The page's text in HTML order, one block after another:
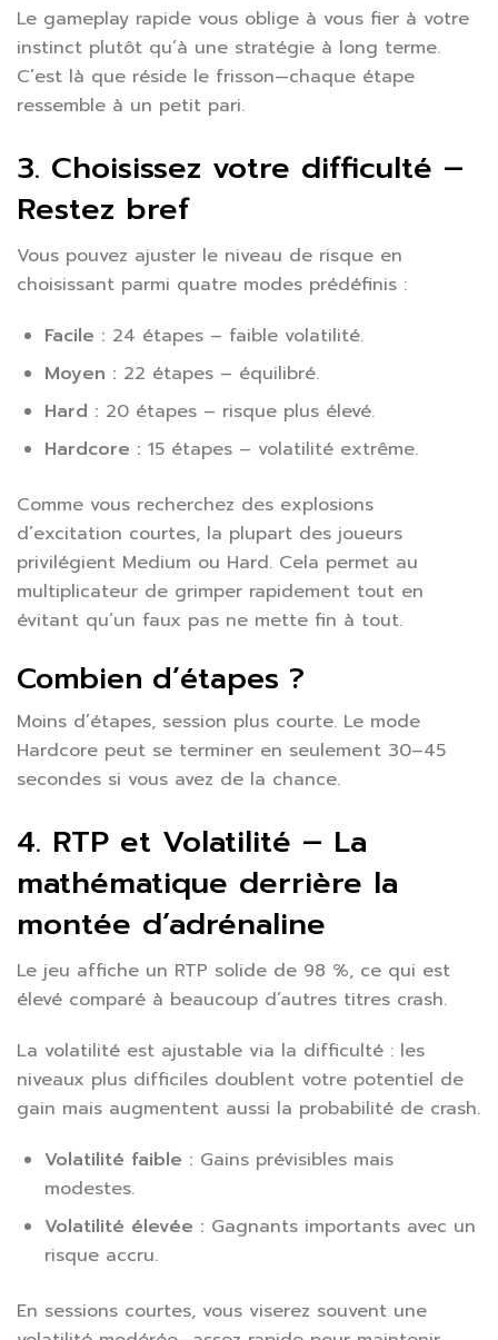
Le gameplay rapide vous oblige à vous fier à votre
instinct plutôt qu’à une stratégie à long terme.
C’est là que réside le frisson—chaque étape
ressemble à un petit pari.
3. Choisissez votre difficulté –
Restez bref
Vous pouvez ajuster le niveau de risque en
choisissant parmi quatre modes prédéfinis :
Facile : 24 étapes – faible volatilité.
Moyen : 22 étapes – équilibré.
Hard : 20 étapes – risque plus élevé.
Hardcore : 15 étapes – volatilité extrême.
Comme vous recherchez des explosions
d’excitation courtes, la plupart des joueurs
privilégient Medium ou Hard. Cela permet au
multiplicateur de grimper rapidement tout en
évitant qu’un faux pas ne mette fin à tout.
Combien d’étapes ?
Moins d’étapes, session plus courte. Le mode
Hardcore peut se terminer en seulement 30–45
secondes si vous avez de la chance.
4. RTP et Volatilité – La
mathématique derrière la
montée d’adrénaline
Le jeu affiche un RTP solide de 98 %, ce qui est
élevé comparé à beaucoup d’autres titres crash.
La volatilité est ajustable via la difficulté : les
niveaux plus difficiles doublent votre potentiel de
gain mais augmentent aussi la probabilité de crash.
Volatilité faible : Gains prévisibles mais
modestes.
Volatilité élevée : Gagnants importants avec un
risque accru.
En sessions courtes, vous viserez souvent une